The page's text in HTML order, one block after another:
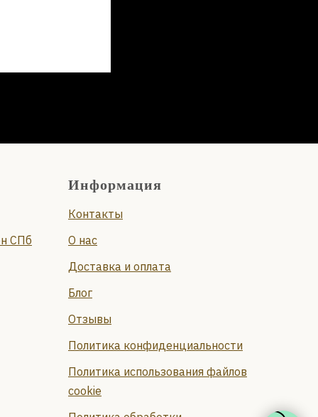
СПб
Информация
Контакты
О нас
Доставка и оплата
Блог
Отзывы
Политика конфиденциальности
Политика использования файлов
cookie